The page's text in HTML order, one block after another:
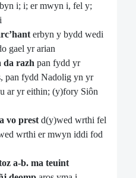
i; i; er mwyn i, fel y;
erbyn y bydd wedi
gael yr arian
da razh pan fydd yr
pan fydd Nadolig yn yr
ar yr eithin; (y)fory Siôn
vo prest d(y)wed wrthi fel
wrthi er mwyn iddi fod
a-b. ma teuint